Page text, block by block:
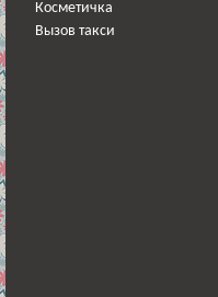
Косметичка
Вызов такси